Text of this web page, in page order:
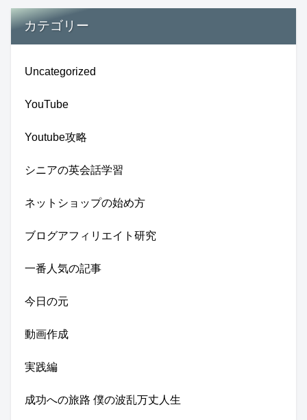
カテゴリー
Uncategorized
YouTube
Youtube攻略
シニアの英会話学習
ネットショップの始め方
ブログアフィリエイト研究
一番人気の記事
今日の元
動画作成
実践編
成功への旅路 僕の波乱万丈人生